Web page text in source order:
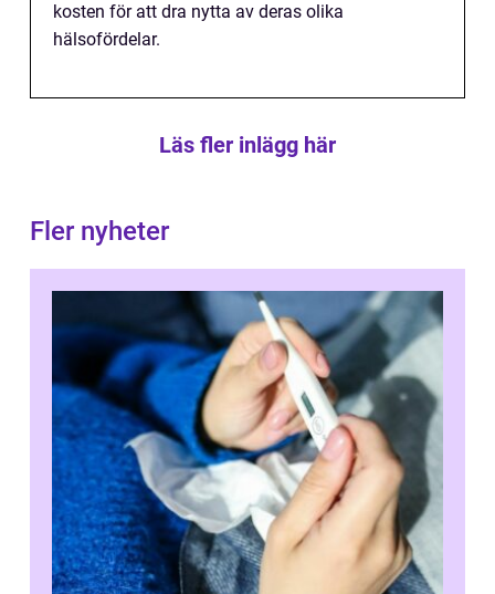
kosten för att dra nytta av deras olika
hälsofördelar.
Läs fler inlägg här
Fler nyheter